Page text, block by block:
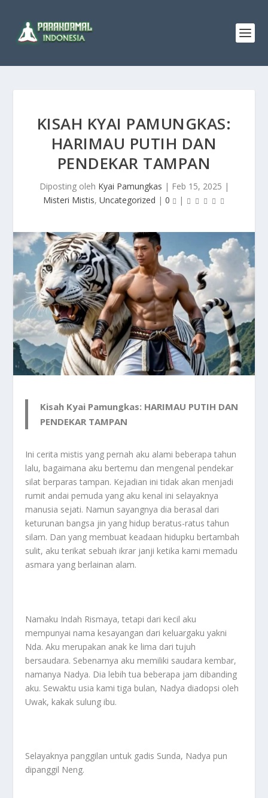
KISAH KYAI PAMUNGKAS:
HARIMAU PUTIH DAN
PENDEKAR TAMPAN
Diposting oleh Kyai Pamungkas | Feb 15, 2025 |
Misteri Mistis, Uncategorized | 0 |
Kisah Kyai Pamungkas: HARIMAU PUTIH DAN
PENDEKAR TAMPAN
Ini cerita mistis yang pernah aku alami beberapa tahun
lalu, bagaimana aku bertemu dan mengenal pendekar
silat berparas tampan. Kejadian ini tidak akan menjadi
rumit andai pemuda yang aku kenal ini selayaknya
manusia sejati. Namun sayangnya dia berasal dari
keturunan bangsa jin yang hidup beratus-ratus tahun
silam. Dan yang membuat keadaan hidupku bertambah
sulit, aku terikat sebuah ikrar janji ketika kami memadu
asmara yang berlainan alam.
Namaku Indah Rismaya, tetapi dari kecil aku
mempunyai nama kesayangan dari keluargaku yakni
Nda. Aku merupakan anak ke lima dari tujuh
bersaudara. Sebenarnya aku memiliki saudara kembar,
namanya Nadya. Dia lebih tua beberapa jam dibanding
aku. Sewaktu usia kami tiga bulan, Nadya diadopsi oleh
Uwak, kakak sulung ibu.
Selayaknya panggilan untuk gadis Sunda, Nadya pun
dipanggil Neng.